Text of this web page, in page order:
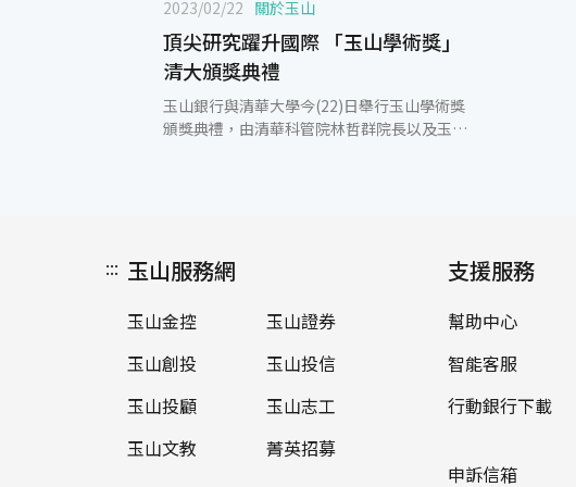
2023/02/22 關於玉山
頂尖研究躍升國際 「玉山學術獎」
清大頒獎典禮
玉山銀行與清華大學今(22)日舉行玉山學術獎
頒獎典禮，由清華科管院林哲群院長以及玉山
Science》等國際頂尖期刊，本次也是許博炫
教授連續3年第4次、徐茉莉老師第3次獲頒玉
山學術獎的肯定，充分展現清大豐沛的學術量
能。 玉山銀行黃男州董事長表示，人才是國家
競爭力的領先指標與關鍵指標，玉山於2010年
成立玉山學術獎，目的就是要推動國內管理研
究與國際接軌，讓世界看見臺灣，邁向成立第
正向影響力，推動卓越研究的飛輪，希望未來
可以協助更多臺灣傑出教授站上國際學術舞
::: 玉山服務網
玉山金控
玉山證券
玉山創投
玉山投信
玉山投顧
玉山志工
玉山文教
菁英招募
支援服務
幫助中心
智能客服
行動銀行下載
申訴信箱